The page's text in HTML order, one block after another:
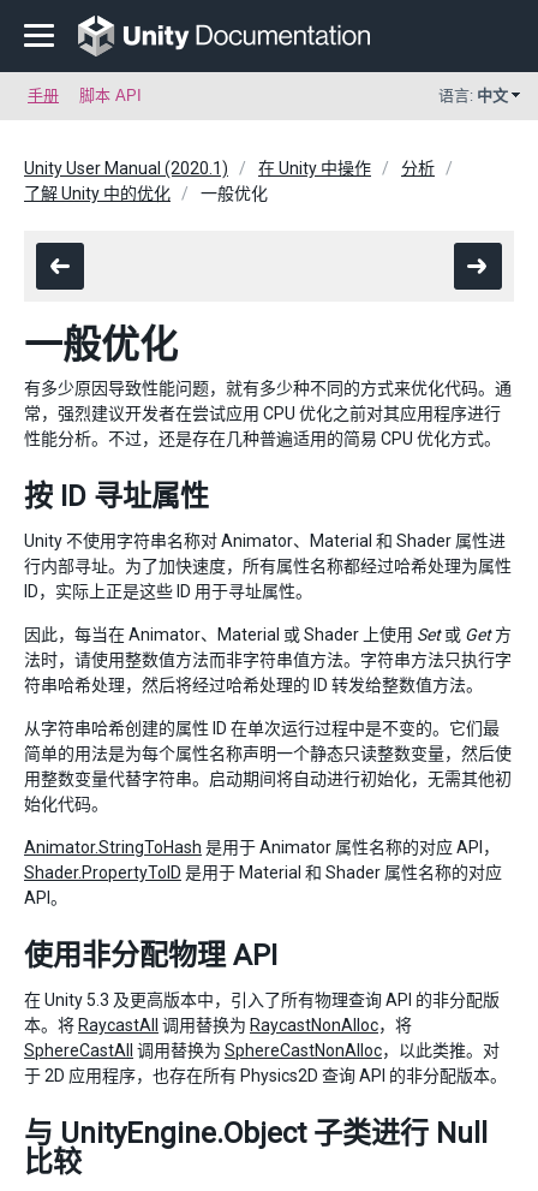
手册 脚本 API 语言: 中文
Unity User Manual (2020.1) 在 Unity 中操作
分析
了解 Unity 中的优化
一般优化
一般优化
有多少原因导致性能问题，就有多少种不同的方式来优化代码。通
常，强烈建议开发者在尝试应用 CPU 优化之前对其应用程序进行
性能分析。不过，还是存在几种普遍适用的简易 CPU 优化方式。
按 ID 寻址属性
Unity 不使用字符串名称对 Animator、Material 和 Shader 属性进
行内部寻址。为了加快速度，所有属性名称都经过哈希处理为属性
ID，实际上正是这些 ID 用于寻址属性。
因此，每当在 Animator、Material 或 Shader 上使用 Set或 Get方
法时，请使用整数值方法而非字符串值方法。字符串方法只执行字
符串哈希处理，然后将经过哈希处理的 ID 转发给整数值方法。
从字符串哈希创建的属性 ID 在单次运行过程中是不变的。它们最
简单的用法是为每个属性名称声明一个静态只读整数变量，然后使
用整数变量代替字符串。启动期间将自动进行初始化，无需其他初
始化代码。
Animator.StringToHash 是用于 Animator 属性名称的对应 API，
Shader.PropertyToID 是用于 Material 和 Shader 属性名称的对应
API。
使用非分配物理 API
在 Unity 5.3 及更高版本中，引入了所有物理查询 API 的非分配版
本。将 RaycastAll 调用替换为 RaycastNonAlloc，将
SphereCastAll
调用替换为 SphereCastNonAlloc，以此类推。对
于 2D 应用程序，也存在所有 Physics2D 查询 API 的非分配版本。
与 UnityEngine.Object 子类进行 Null
比较